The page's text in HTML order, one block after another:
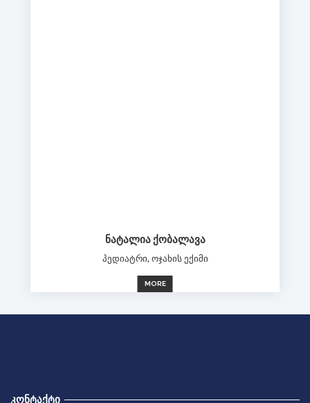
ᲜᲐᲢᲐᲚᲘᲐ ᲥᲝᲑᲐᲚᲐᲕᲐ
პედიატრი, ოჯახის ექიმი
MORE
ᲙᲝᲜᲢᲐᲥᲢᲘ